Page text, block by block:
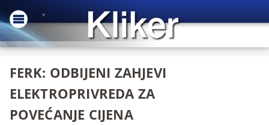
FERK: ODBIJENI ZAHJEVI
ELEKTROPRIVREDA ZA
POVEĆANJE CIJENA